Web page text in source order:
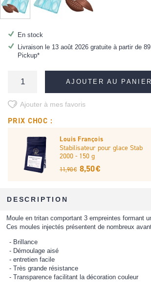
En stock
Livraison le 13 août 2026 gratuite à partir de
Pickup*
AJOUTER AU
Ajouter à mes favoris
PRIX CHOC :
Louis François
Stabilisateur pour glace Stab
2000 - 150 g
11,90 € 8,50 €
DESCRIPTION
Moule en tritan comportant 3 empreintes formant
Ces moules injectés présentent de nombreux
Brillance
Démoulage aisé
entretien facile
Très grande résistance
Transparence facilitant la décoration couleur